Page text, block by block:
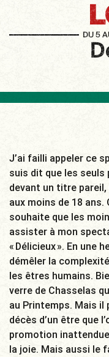
DU 5
J’ai failli appeler ce
suis dit que les seuls
devant un titre
aux moins de 18
souhaite que les
assister à mon
« Délicieux ». En une
démêler la
les êtres humains.
verre de Chasselas
au Printemps. Mais il
décès d’un être que
promotion
la joie. Mais aussi le